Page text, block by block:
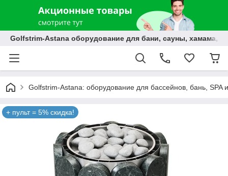
Golfstrim-Astana оборудование для бани, сауны, хамама,
Golfstrim-Astana: оборудование для бассейнов, бань, SPA
+ пульт = 5% скидка!